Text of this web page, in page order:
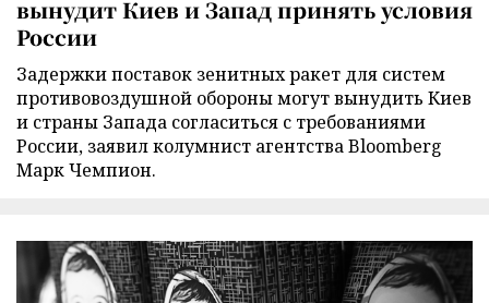
вынудит Киев и Запад принять условия
России
Задержки поставок зенитных ракет для систем
противовоздушной обороны могут вынудить Киев
и страны Запада согласиться с требованиями
России, заявил колумнист агентства Bloomberg
Марк Чемпион.